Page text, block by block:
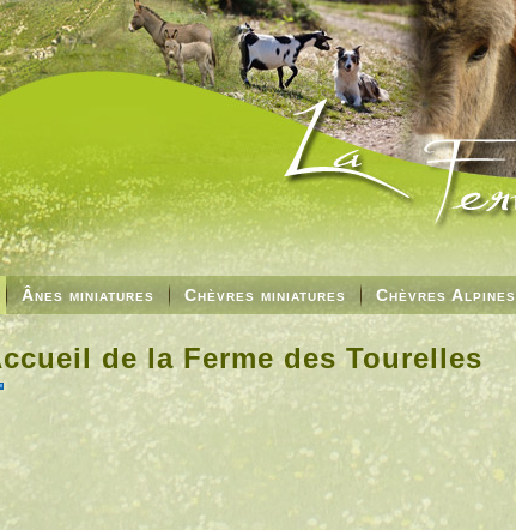
Ânes miniatures Chèvres miniatures Chèvres Alpines
de la Ferme des Tourelles